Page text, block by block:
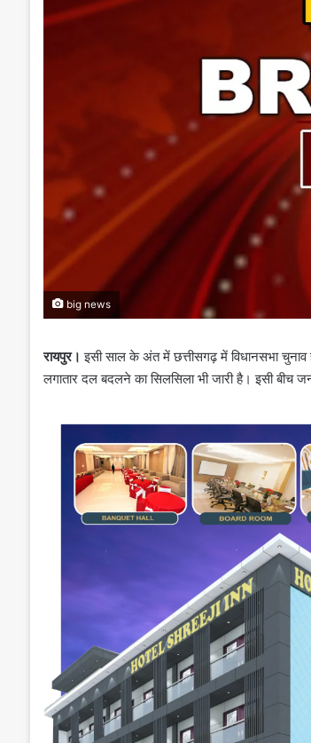
big news
रायपुर। इसी साल के अंत में छत्तीसगढ़ में विधानसभा
लगातार दल बदलने का सिलसिला भी जारी है। इसी बीच